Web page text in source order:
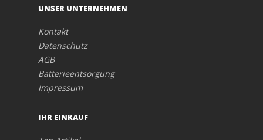
UNSER UNTERNEHMEN
Kontakt
Datenschutz
AGB
Batterieentsorgung
Impressum
IHR EINKAUF